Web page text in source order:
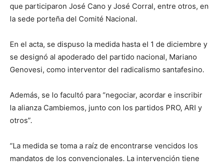
que participaron José Cano y José Corral, entre otros, en
la sede porteña del Comité Nacional.
En el acta, se dispuso la medida hasta el 1 de diciembre y
se designó al apoderado del partido nacional, Mariano
Genovesi, como interventor del radicalismo santafesino.
Además, se lo facultó para “negociar, acordar e inscribir
la alianza Cambiemos, junto con los partidos PRO, ARI y
otros”.
“La medida se toma a raíz de encontrarse vencidos los
mandatos de los convencionales. La intervención tiene